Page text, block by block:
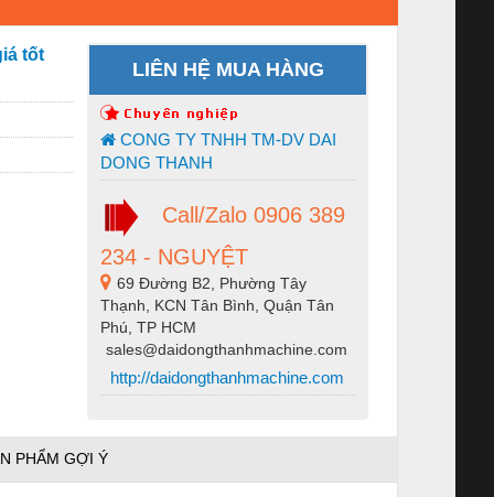
tốt
LIÊN HỆ MUA HÀNG
CONG TY TNHH TM-DV DAI
DONG THANH
Call/Zalo 0906 389
234 - NGUYỆT
69 Đường B2, Phường Tây
Thạnh, KCN Tân Bình, Quận Tân
Phú, TP HCM
sales@daidongthanhmachine.com
http://daidongthanhmachine.com
PHẨM GỢI Ý